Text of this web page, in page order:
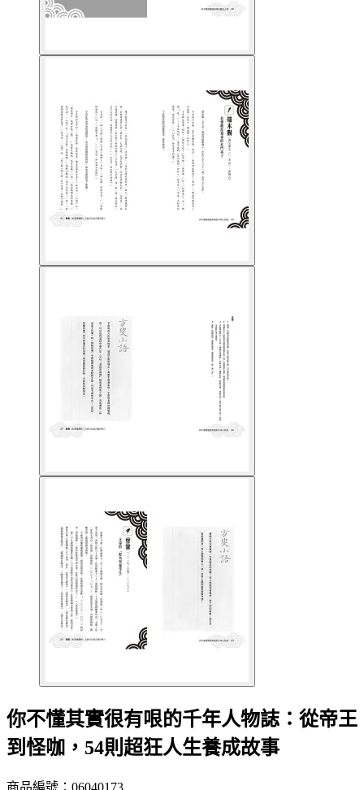
你不懂其實很有哏的千年人物誌：從帝王
到怪咖，54則超狂人生養成故事